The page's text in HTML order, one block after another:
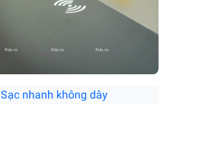
Sạc nhanh không dây